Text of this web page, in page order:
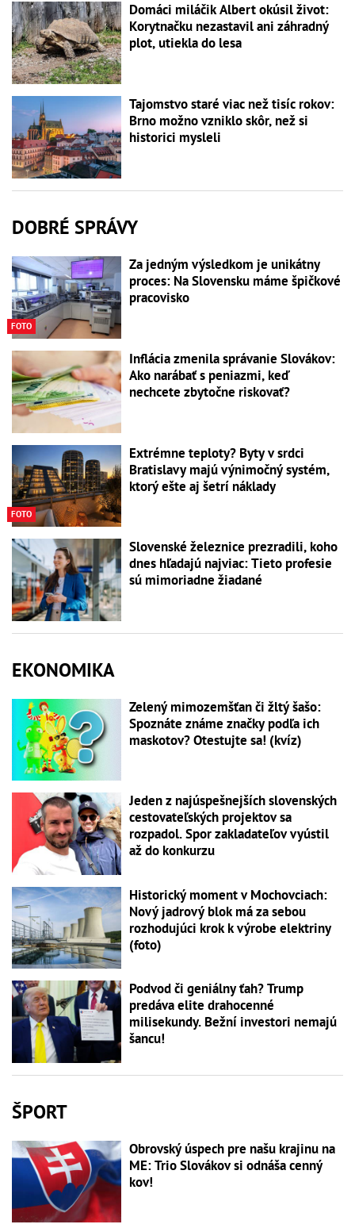
Domáci miláčik Albert okúsil život:
Korytnačku nezastavil ani záhradný
plot, utiekla do lesa
Tajomstvo staré viac než tisíc rokov:
Brno možno vzniklo skôr, než si
historici mysleli
DOBRÉ SPRÁVY
FOTO
Za jedným výsledkom je unikátny
proces: Na Slovensku máme špičkové
pracovisko
Inflácia zmenila správanie Slovákov:
Ako narábať s peniazmi, keď
nechcete zbytočne riskovať?
FOTO
Extrémne teploty? Byty v srdci
Bratislavy majú výnimočný systém,
ktorý ešte aj šetrí náklady
Slovenské železnice prezradili, koho
dnes hľadajú najviac: Tieto profesie
sú mimoriadne žiadané
EKONOMIKA
Zelený mimozemšťan či žltý šašo:
Spoznáte známe značky podľa ich
maskotov? Otestujte sa! (kvíz)
Jeden z najúspešnejších slovenských
cestovateľských projektov sa
rozpadol. Spor zakladateľov vyústil
až do konkurzu
Historický moment v Mochovciach:
Nový jadrový blok má za sebou
rozhodujúci krok k výrobe elektriny
(foto)
Podvod či geniálny ťah? Trump
predáva elite drahocenné
milisekundy. Bežní investori nemajú
šancu!
ŠPORT
Obrovský úspech pre našu krajinu na
ME: Trio Slovákov si odnáša cenný
kov!